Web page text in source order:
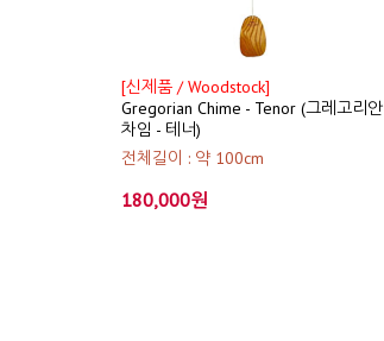
[신제품 / Woodstock]
Gregorian Chime - Tenor (그레고리안
차임 - 테너)
전체길이 : 약 100cm
180,000원